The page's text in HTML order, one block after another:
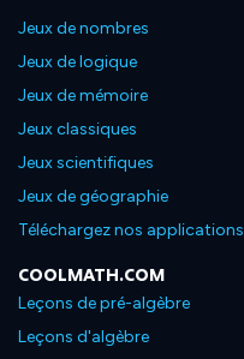
Jeux de nombres
Jeux de logique
Jeux de mémoire
Jeux classiques
Jeux scientifiques
Jeux de géographie
Téléchargez nos applications
COOLMATH.COM
Leçons de pré-algèbre
Leçons d'algèbre